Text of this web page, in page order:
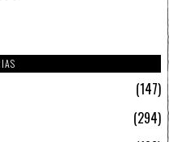
147
294